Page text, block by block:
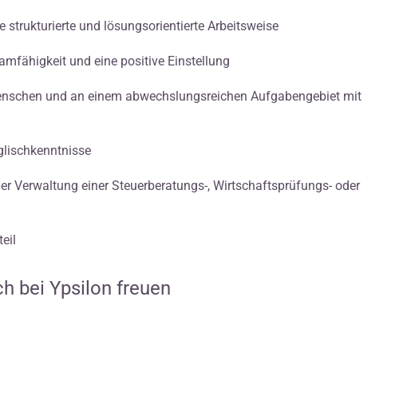
strukturierte und lösungsorientierte Arbeitsweise
und eine positive Einstellung
und an einem abwechslungsreichen Aufgabengebiet mit
Verwaltung einer Steuerberatungs-, Wirtschaftsprüfungs- oder
bei Ypsilon freuen